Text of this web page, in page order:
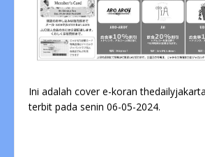
Ini adalah cover e-koran
terbit pada senin 06-05-2024.